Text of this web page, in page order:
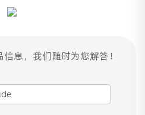
息，我们随时为您解答！